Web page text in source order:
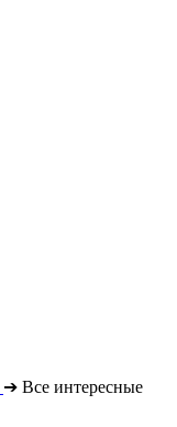
➔ Все интересные